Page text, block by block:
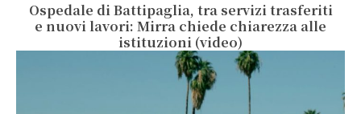
Ospedale di Battipaglia, tra servizi trasferiti
e nuovi lavori: Mirra chiede chiarezza alle
istituzioni (video)